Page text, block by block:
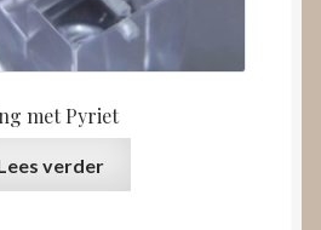
met Pyriet
verder